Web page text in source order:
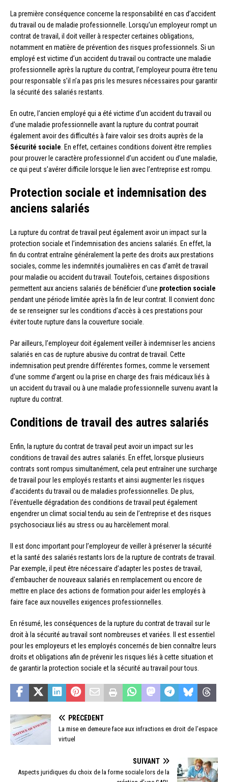
La première conséquence concerne la responsabilité en cas d’accident
du travail ou de maladie professionnelle. Lorsqu’un employeur rompt un
contrat de travail, il doit veiller à respecter certaines obligations,
notamment en matière de prévention des risques professionnels. Si un
employé est victime d’un accident du travail ou contracte une maladie
professionnelle après la rupture du contrat, l’employeur pourra être tenu
pour responsable s’il n’a pas pris les mesures nécessaires pour garantir
la sécurité des salariés restants.
En outre, l’ancien employé qui a été victime d’un accident du travail ou
d’une maladie professionnelle avant la rupture du contrat pourrait
également avoir des difficultés à faire valoir ses droits auprès de la
Sécurité sociale . En effet, certaines conditions doivent être remplies
pour prouver le caractère professionnel d’un accident ou d’une maladie,
ce qui peut s’avérer difficile lorsque le lien avec l’entreprise est rompu.
Protection sociale et indemnisation des
anciens salariés
La rupture du contrat de travail peut également avoir un impact sur la
protection sociale et l’indemnisation des anciens salariés. En effet, la
fin du contrat entraîne généralement la perte des droits aux prestations
sociales, comme les indemnités journalières en cas d’arrêt de travail
pour maladie ou accident du travail. Toutefois, certaines dispositions
permettent aux anciens salariés de bénéficier d’une protection sociale
pendant une période limitée après la fin de leur contrat. Il convient donc
de se renseigner sur les conditions d’accès à ces prestations pour
éviter toute rupture dans la couverture sociale.
Par ailleurs, l’employeur doit également veiller à indemniser les anciens
salariés en cas de rupture abusive du contrat de travail. Cette
indemnisation peut prendre différentes formes, comme le versement
d’une somme d’argent ou la prise en charge des frais médicaux liés à
un accident du travail ou à une maladie professionnelle survenu avant la
rupture du contrat.
Conditions de travail des autres salariés
Enfin, la rupture du contrat de travail peut avoir un impact sur les
conditions de travail des autres salariés. En effet, lorsque plusieurs
contrats sont rompus simultanément, cela peut entraîner une surcharge
de travail pour les employés restants et ainsi augmenter les risques
d’accidents du travail ou de maladies professionnelles. De plus,
l’éventuelle dégradation des conditions de travail peut également
engendrer un climat social tendu au sein de l’entreprise et des risques
psychosociaux liés au stress ou au harcèlement moral.
Il est donc important pour l’employeur de veiller à préserver la sécurité
et la santé des salariés restants lors de la rupture de contrats de travail.
Par exemple, il peut être nécessaire d’adapter les postes de travail,
d’embaucher de nouveaux salariés en remplacement ou encore de
mettre en place des actions de formation pour aider les employés à
faire face aux nouvelles exigences professionnelles.
En résumé, les conséquences de la rupture du contrat de travail sur le
droit à la sécurité au travail sont nombreuses et variées. Il est essentiel
pour les employeurs et les employés concernés de bien connaître leurs
droits et obligations afin de prévenir les risques liés à cette situation et
de garantir la protection sociale et la sécurité au travail pour tous.
PRÉCÉDENT
La mise en demeure face aux infractions en droit de l’espace
virtuel
SUIVANT
Aspects juridiques du choix de la forme sociale lors de la